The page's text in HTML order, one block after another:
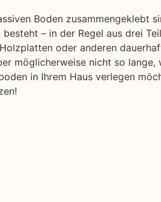
Boden zusammengeklebt
– in der Regel aus drei
oder anderen
möglicherweise nicht so lange,
in Ihrem Haus verlegen